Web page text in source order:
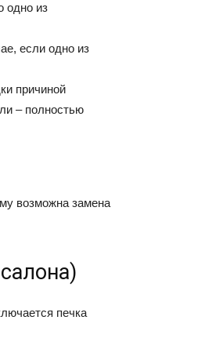
одно из
если одно из
причиной
– полностью
возможна замена
печка